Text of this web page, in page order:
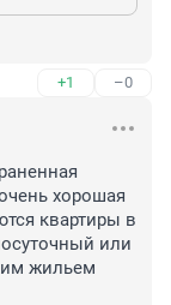
+1 –0
хорошая
квартиры в
или
жильем